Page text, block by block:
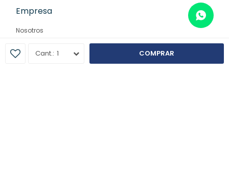
1 COMPRAR
Empresa
Nosotros